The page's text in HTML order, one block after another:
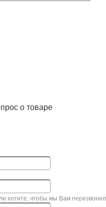
о товаре
хотите, чтобы мы Вам